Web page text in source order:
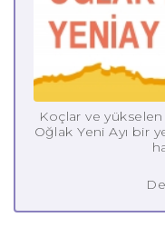
Koçlar ve
Oğlak Yeni Ayı bir